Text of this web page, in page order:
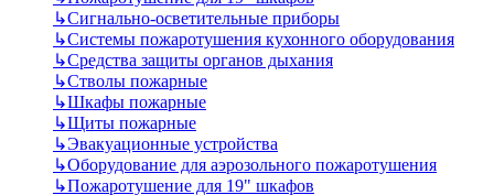
↳Сигнально-осветительные приборы
↳Системы пожаротушения кухонного оборудования
↳Средства защиты органов дыхания
↳Стволы пожарные
↳Шкафы пожарные
↳Щиты пожарные
↳Эвакуационные устройства
↳Оборудование для аэрозольного пожаротушения
↳Пожаротушение для 19" шкафов